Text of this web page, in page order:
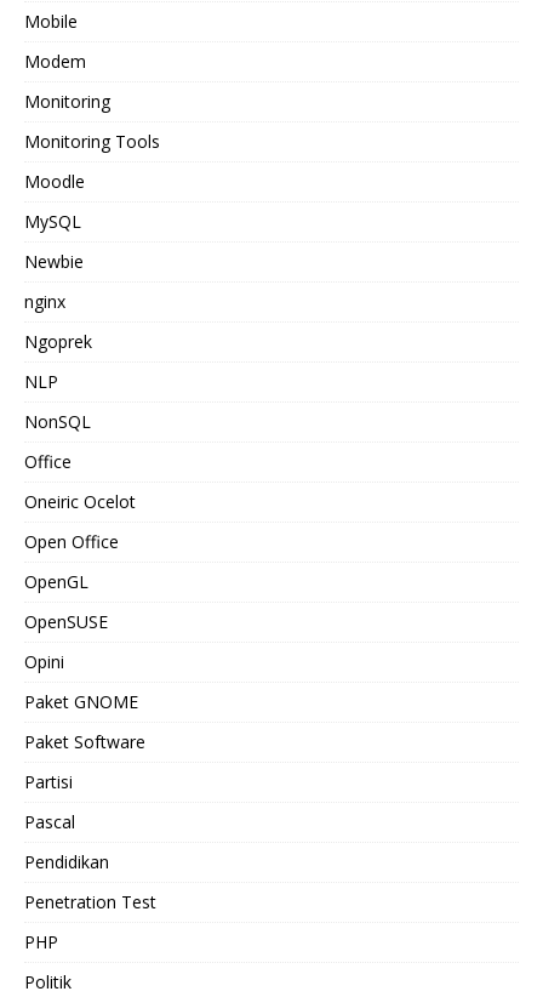
Mobile
Modem
Monitoring
Monitoring Tools
Moodle
MySQL
Newbie
nginx
Ngoprek
NLP
NonSQL
Office
Oneiric Ocelot
Open Office
OpenGL
OpenSUSE
Opini
Paket GNOME
Paket Software
Partisi
Pascal
Pendidikan
Penetration Test
PHP
Politik